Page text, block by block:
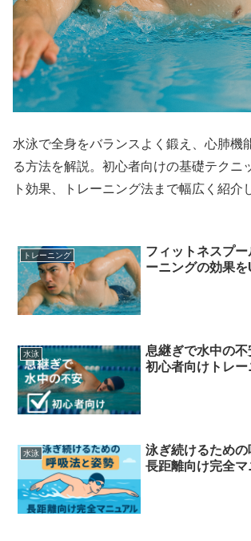
水泳で全身をバランスよく鍛え、心肺機
る方法を解説。初心者向けの基礎テクニ
ト効果、トレーニング法まで幅広く紹介
トレーニング
フィットネスプ
ーニングの効果を
水泳
息継ぎで水中の不
初心者向けトレ
水泳
泳ぎ続けるための
長距離向け完全